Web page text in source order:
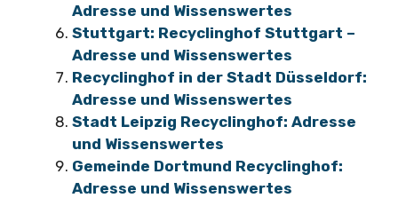
Adresse und Wissenswertes
Stuttgart: Recyclinghof Stuttgart –
Adresse und Wissenswertes
Recyclinghof in der Stadt Düsseldorf:
Adresse und Wissenswertes
Stadt Leipzig Recyclinghof: Adresse
und Wissenswertes
Gemeinde Dortmund Recyclinghof:
Adresse und Wissenswertes